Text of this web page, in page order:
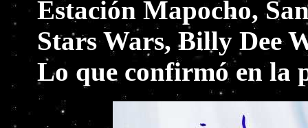
Estación Mapocho,
Stars Wars, Billy Dee
Lo que confirmó en la